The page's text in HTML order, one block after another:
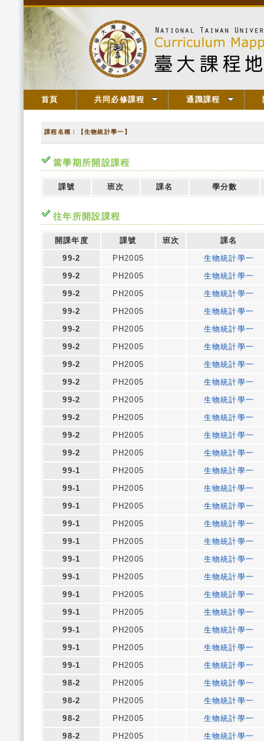
首頁 共同必修課程 通識課程
課程名稱：【生物統計學一】
當學期所開設課程
課號 班次 課名 學分數
往年所開設課程
開課年度 課號 班次
課名
99-2
PH2005
生物統計學一
99-2
PH2005
生物統計學一
99-2
PH2005
生物統計學一
99-2
PH2005
生物統計學一
99-2
PH2005
生物統計學一
99-2
PH2005
生物統計學一
99-2
PH2005
生物統計學一
99-2
PH2005
生物統計學一
99-2
PH2005
生物統計學一
99-2
PH2005
生物統計學一
99-2
PH2005
生物統計學一
99-2
PH2005
生物統計學一
99-1
PH2005
生物統計學一
99-1
PH2005
生物統計學一
99-1
PH2005
生物統計學一
99-1
PH2005
生物統計學一
99-1
PH2005
生物統計學一
99-1
PH2005
生物統計學一
99-1
PH2005
生物統計學一
99-1
PH2005
生物統計學一
99-1
PH2005
生物統計學一
99-1
PH2005
生物統計學一
99-1
PH2005
生物統計學一
99-1
PH2005
生物統計學一
98-2
PH2005
生物統計學一
98-2
PH2005
生物統計學一
98-2
PH2005
生物統計學一
98-2
PH2005
生物統計學一